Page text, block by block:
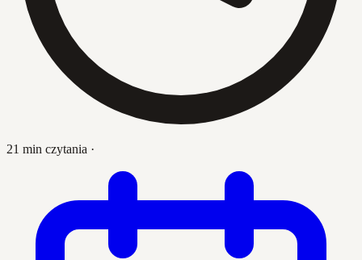
21 min czytania ·